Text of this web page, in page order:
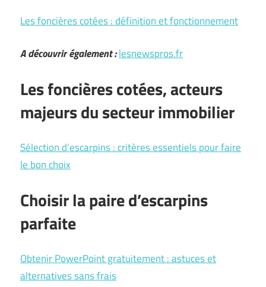
Les foncières cotées : définition et fonctionnement
A découvrir également :lesnewspros.fr
Les foncières cotées, acteurs
majeurs du secteur immobilier
Sélection d’escarpins : critères essentiels pour faire
le bon choix
Choisir la paire d’escarpins
parfaite
Obtenir PowerPoint gratuitement : astuces et
alternatives sans frais